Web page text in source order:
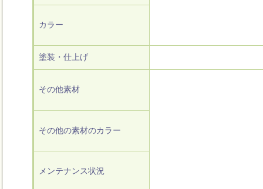
カラー
塗装・仕上げ
その他素材
その他の素材のカラー
メンテナンス状況